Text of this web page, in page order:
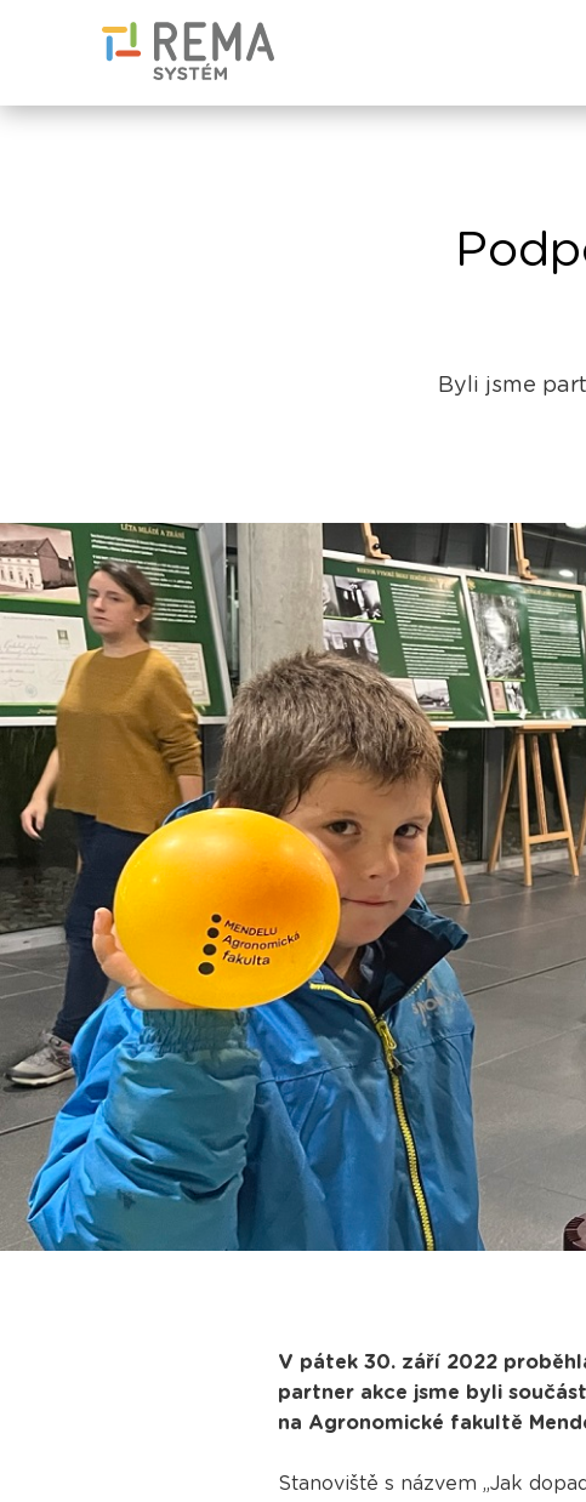
Byli jsme
V pátek 30. září 2022
partner akce jsme byli
na Agronomické fakultě
Stanoviště s názvem „Jak